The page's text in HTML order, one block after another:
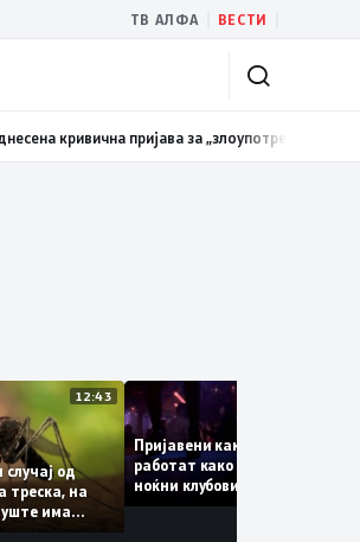
ТВ АЛФА ВЕСТИ
пријава за „злоупотреба на
12:43
случај од
треска, на
се уште има
критична
Пријавени како
работат како танчерки
ноќни клубови –
откри сомнителна шема